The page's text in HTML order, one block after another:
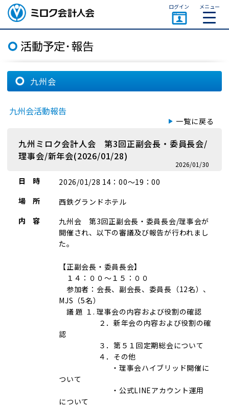
ミロク会計人会 MIROKU
ACCOUNTING PERSON
ASSOCIATION
ログイン メニュー
九州会
九州会活動報告
一覧に戻る
九州ミロク会計人会 第3回正副会長・委員長会/
理事会/新年会(2026/01/28)
2026/01/30
日 時
2026/01/28 14：00～19：00
場 所
西鉄グランドホテル
内 容
九州会 第3回正副会長・委員長会/理事会が
開催され、以下の審議及び報告が行われまし
た。
【正副会長・委員長会】
１４：００～１５：００
参加者：会長、副会長、委員長（12名）、
MJS（5名）
議 題 １. 理事会の内容および役割の確認
２．新年会の内容および役割の確
認
３．第５１回定期総会について
４．その他
・理事会ハイブリッド開催に
ついて
・公式LINEアカウント運用
について